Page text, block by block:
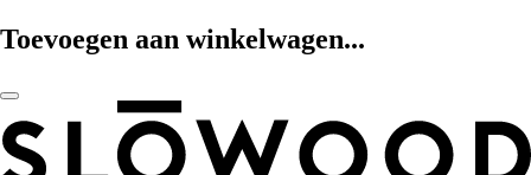
Toevoegen aan winkelwagen...